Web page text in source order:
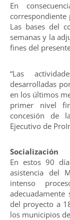
En
correspondiente
Las bases del
semanas y la
fines del
“Las
desarrolladas
en los últimos
primer nivel
concesión de
Ejecutivo de
Socialización
En estos 90
asistencia del
intenso
adecuadamente
del proyecto a
los municipios